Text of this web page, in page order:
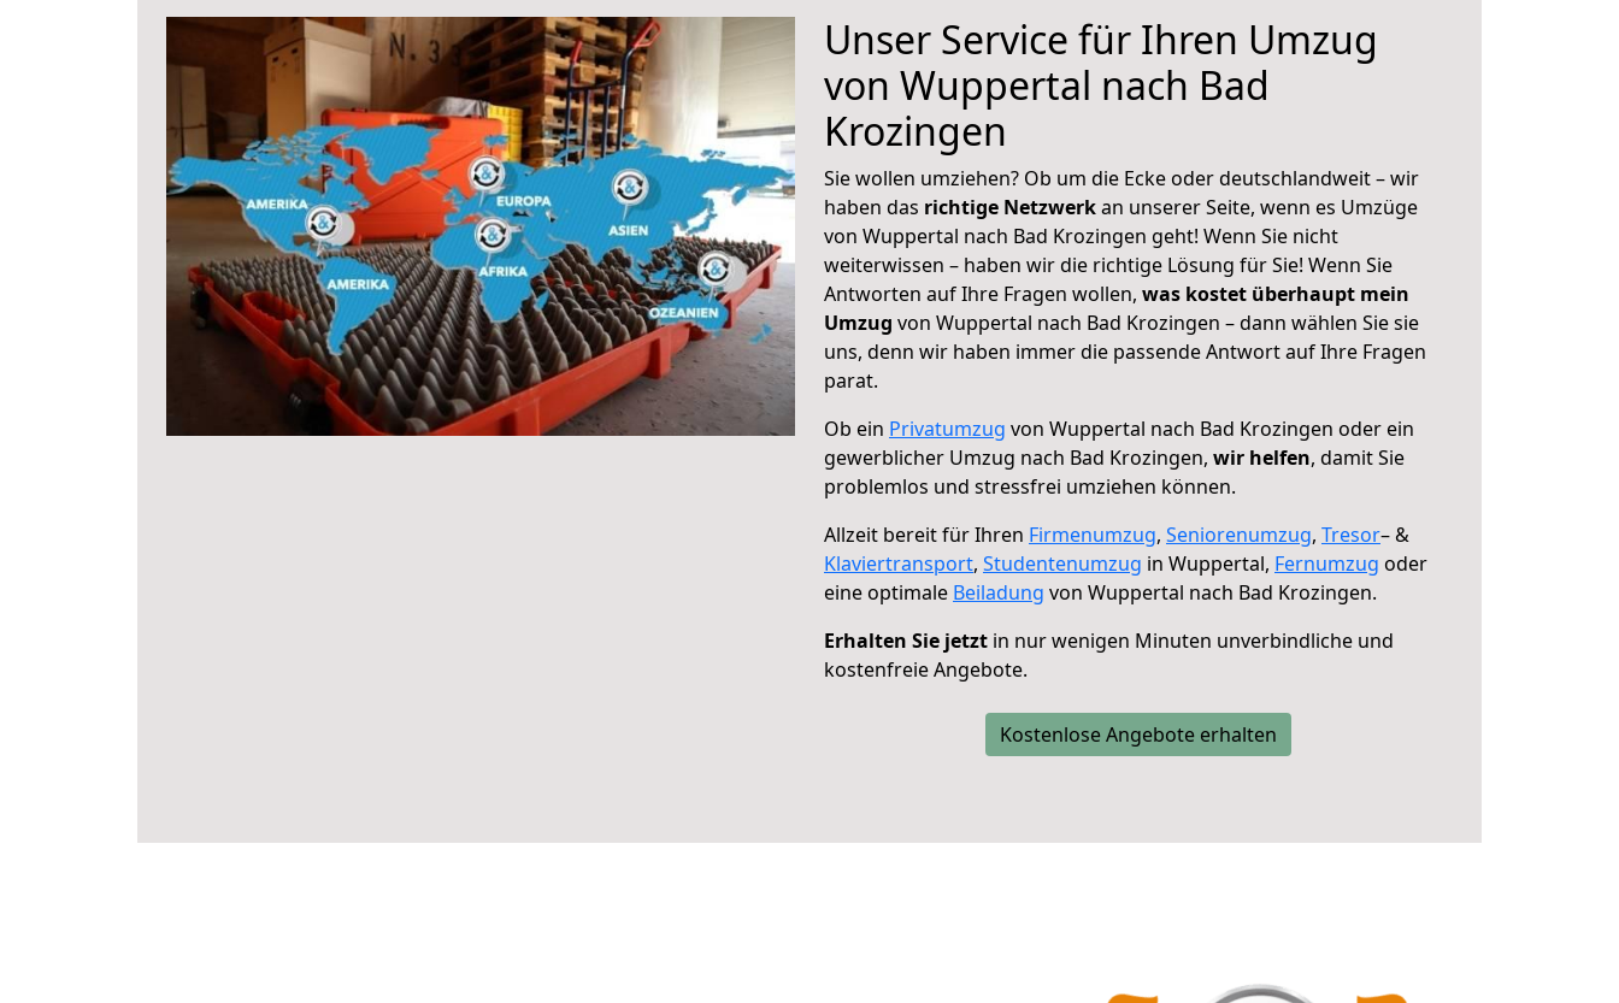
Unser Service für Ihren Umzug
von Wuppertal nach Bad
Krozingen
Sie wollen umziehen? Ob um die Ecke oder deutschlandweit – wir
haben das richtige Netzwerkan unserer Seite, wenn es Umzüge
von Wuppertal nach Bad Krozingen geht! Wenn Sie nicht
weiterwissen – haben wir die richtige Lösung für Sie! Wenn Sie
Antworten auf Ihre Fragen wollen, was kostet überhaupt mein
Umzug von Wuppertal nach Bad Krozingen – dann wählen Sie sie
uns, denn wir haben immer die passende Antwort auf Ihre Fragen
parat.
Ob ein Privatumzug von Wuppertal nach Bad Krozingen oder ein
gewerblicher Umzug nach Bad Krozingen, wir helfen, damit Sie
problemlos und stressfrei umziehen können.
Allzeit bereit für Ihren Firmenumzug, Seniorenumzug, Tresor– &
Klaviertransport, Studentenumzug in Wuppertal, Fernumzug oder
eine optimale Beiladung von Wuppertal nach Bad Krozingen.
Erhalten Sie jetzt in nur wenigen Minuten unverbindliche und
kostenfreie Angebote.
Kostenlose Angebote erhalten